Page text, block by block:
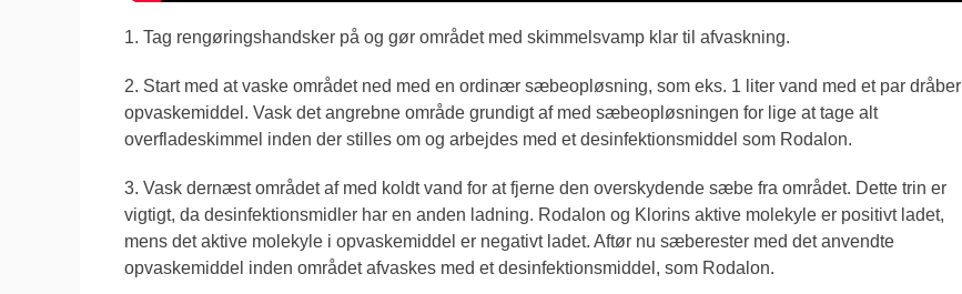
1. Tag rengøringshandsker på og gør området med skimmelsvamp klar til afvaskning.
2. Start med at vaske området ned med en ordinær sæbeopløsning, som eks. 1 liter vand med et par dråber
opvaskemiddel. Vask det angrebne område grundigt af med sæbeopløsningen for lige at tage alt
overfladeskimmel inden der stilles om og arbejdes med et desinfektionsmiddel som Rodalon.
3. Vask dernæst området af med koldt vand for at fjerne den overskydende sæbe fra området. Dette trin er
vigtigt, da desinfektionsmidler har en anden ladning. Rodalon og Klorins aktive molekyle er positivt ladet,
mens det aktive molekyle i opvaskemiddel er negativt ladet. Aftør nu sæberester med det anvendte
opvaskemiddel inden området afvaskes med et desinfektionsmiddel, som Rodalon.